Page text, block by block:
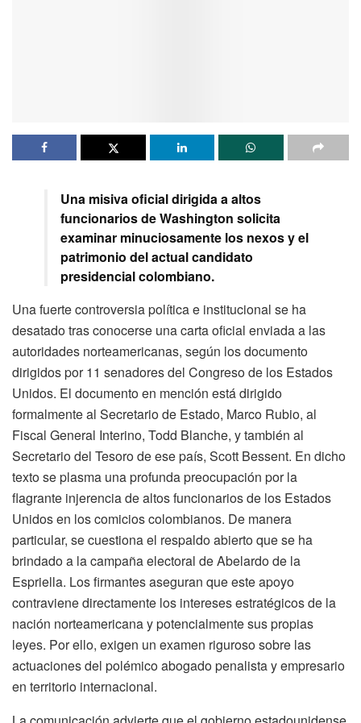
Una misiva oficial dirigida a altos
funcionarios de Washington solicita
examinar minuciosamente los nexos y el
patrimonio del actual candidato
presidencial colombiano.
Una fuerte controversia política e institucional se ha
desatado tras conocerse una carta oficial enviada a las
autoridades norteamericanas, según los documento
dirigidos por 11 senadores del Congreso de los Estados
Unidos. El documento en mención está dirigido
formalmente al Secretario de Estado, Marco Rubio, al
Fiscal General Interino, Todd Blanche, y también al
Secretario del Tesoro de ese país, Scott Bessent. En dicho
texto se plasma una profunda preocupación por la
flagrante injerencia de altos funcionarios de los Estados
Unidos en los comicios colombianos. De manera
particular, se cuestiona el respaldo abierto que se ha
brindado a la campaña electoral de Abelardo de la
Espriella. Los firmantes aseguran que este apoyo
contraviene directamente los intereses estratégicos de la
nación norteamericana y potencialmente sus propias
leyes. Por ello, exigen un examen riguroso sobre las
actuaciones del polémico abogado penalista y empresario
en territorio internacional.